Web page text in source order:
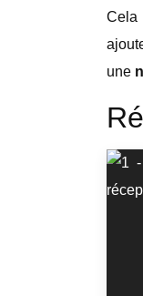
Cela
une